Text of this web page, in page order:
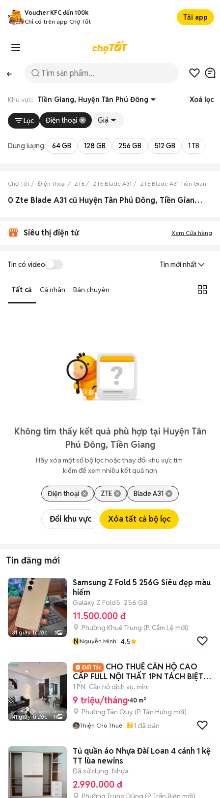
Voucher KFC đến 100k
Chỉ có trên app Chợ Tốt
Tải app
Khu vực: Tiền Giang, Huyện Tân Phú Đông Xoá lọc
Lọc Điện thoại Giá
Dung lượng: 64 GB 128 GB 256 GB 512 GB 1 TB
Chợ Tốt Điện thoại ZTE ZTE Blade A31 ZTE Blade A31 Tiền Giang
0 Zte Blade A31 cũ Huyện Tân Phú Đông, Tiền Giang đẹp
Siêu thị điện tử Xem Cửa hàng
Tin có video Tin mới nhất
Tất cả Cá nhân Bán chuyên
Không tìm thấy kết quả phù hợp tại Huyện Tân
Phú Đông, Tiền Giang
Hãy xóa một số bộ lọc hoặc thay đổi khu vực tìm
kiếm để xem nhiều kết quả hơn
Điện thoại ZTE Blade A31
Đổi khu vực Xóa tất cả bộ lọc
Tin đăng mới
31 giây trước 3
Samsung Z Fold 5 256G Siêu đẹp màu
hiếm
Galaxy Z Fold5 256 GB
11.500.000 đ
Phường Khuê Trung (P. Cẩm Lệ mới)
NNguyễn Minh 4.5
41 giây trước 11
CHO THUÊ CĂN HỘ CAO
CẤP FULL NỘI THẤT 1PN TÁCH BIỆT
SÁT LOTTE MART Q7
1 PN Căn hộ dịch vụ, mini
9 triệu/tháng 40 m²
Phường Tân Quy (P. Tân Hưng mới)
Thiện Cho Thuê 1 đã bán
Tủ quần áo Nhựa Đài Loan 4 cánh 1 kệ
TT lùa newins
Đã sử dụng Nhựa
2.990.000 đ
Phường Trung Dũng (P. Trấn Biên mới)